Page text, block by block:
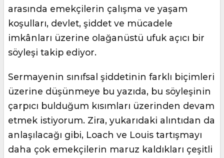
arasında emekçilerin çalışma ve yaşam
koşulları, devlet, şiddet ve mücadele
imkânları üzerine olağanüstü ufuk açıcı bir
söyleşi takip ediyor.
Sermayenin sınıfsal şiddetinin farklı biçimleri
üzerine düşünmeye bu yazıda, bu söyleşinin
çarpıcı bulduğum kısımları üzerinden devam
etmek istiyorum. Zira, yukarıdaki alıntıdan da
anlaşılacağı gibi, Loach ve Louis tartışmayı
daha çok emekçilerin maruz kaldıkları çeşitli